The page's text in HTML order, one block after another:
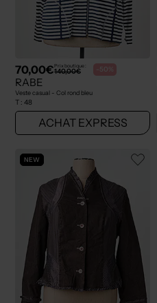
70,00€Prix boutique :
140,00€ -50%
RABE
Veste casual - Col rond bleu
T : 48
ACHAT EXPRESS
NEW